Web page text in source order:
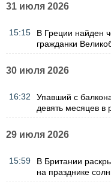
31 июля 2026
15:15
В Греции найден
гражданки
30 июля 2026
16:32
Упавший с
девять месяцев в
29 июля 2026
15:59
В Британии
на празднике